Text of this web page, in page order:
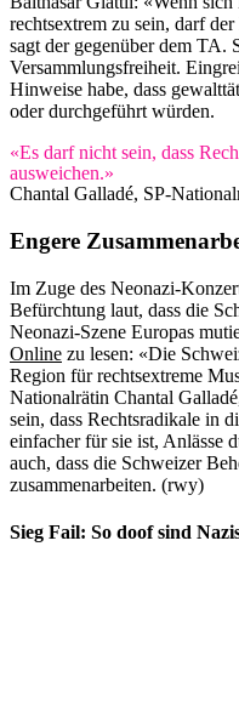
rechtsextrem zu sein, darf
sagt der gegenüber dem TA.
Versammlungsfreiheit.
Hinweise habe, dass
oder durchgeführt würden.
«Es darf nicht sein, dass
ausweichen.»
Chantal Galladé, SP-
Engere
Im Zuge des Neonazi-
Befürchtung laut, dass die
Neonazi-Szene Europas
Online zu lesen: «Die
Region für rechtsextreme
Nationalrätin Chantal
sein, dass Rechtsradikale in
einfacher für sie ist, Anlässe
auch, dass die Schweizer
zusammenarbeiten. (rwy)
Sieg Fail: So doof sind